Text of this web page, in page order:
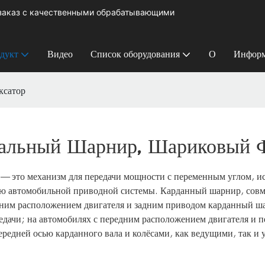
с качественными обрабатывающими
Видео Список оборудования О
Шарнир, Шариковый
механизм для передачи мощности с переменным углом,
автомобильной приводной системы. Карданный шарнир,
расположением двигателя и задним приводом карданный
на автомобилях с передним расположением двигателя и
осью карданного вала и колёсами, как ведущими, так и